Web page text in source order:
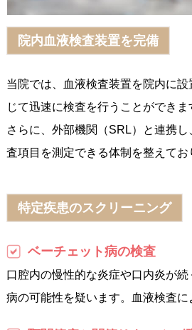
院内血液検査装置を完備
当院では、血液検査装置を院内に
じて迅速に検査を行うことができま
さらに、外部機関（SRL）と連携
査項目を測定できる体制を整えてお
特定疾患のスクリーニング
ベーチェット病の検査
口腔内の慢性的な炎症や口内炎が続
病の可能性を疑います。血液検査に